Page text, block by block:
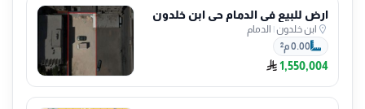
ارض للبيع في الدمام حي ابن خلدون
ابن خلدون| الدمام
0.00 م²
1,550,004